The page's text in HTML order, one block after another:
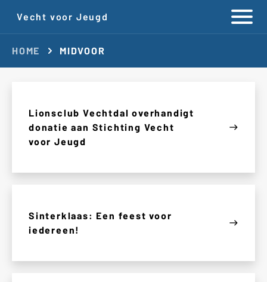
Vecht voor Jeugd
HOME MIDVOOR
Lionsclub Vechtdal overhandigt
donatie aan Stichting Vecht
voor Jeugd
east
Sinterklaas: Een feest voor
iedereen!
east